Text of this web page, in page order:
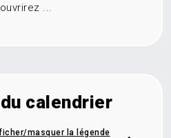
...
calendrier
masquer la légende